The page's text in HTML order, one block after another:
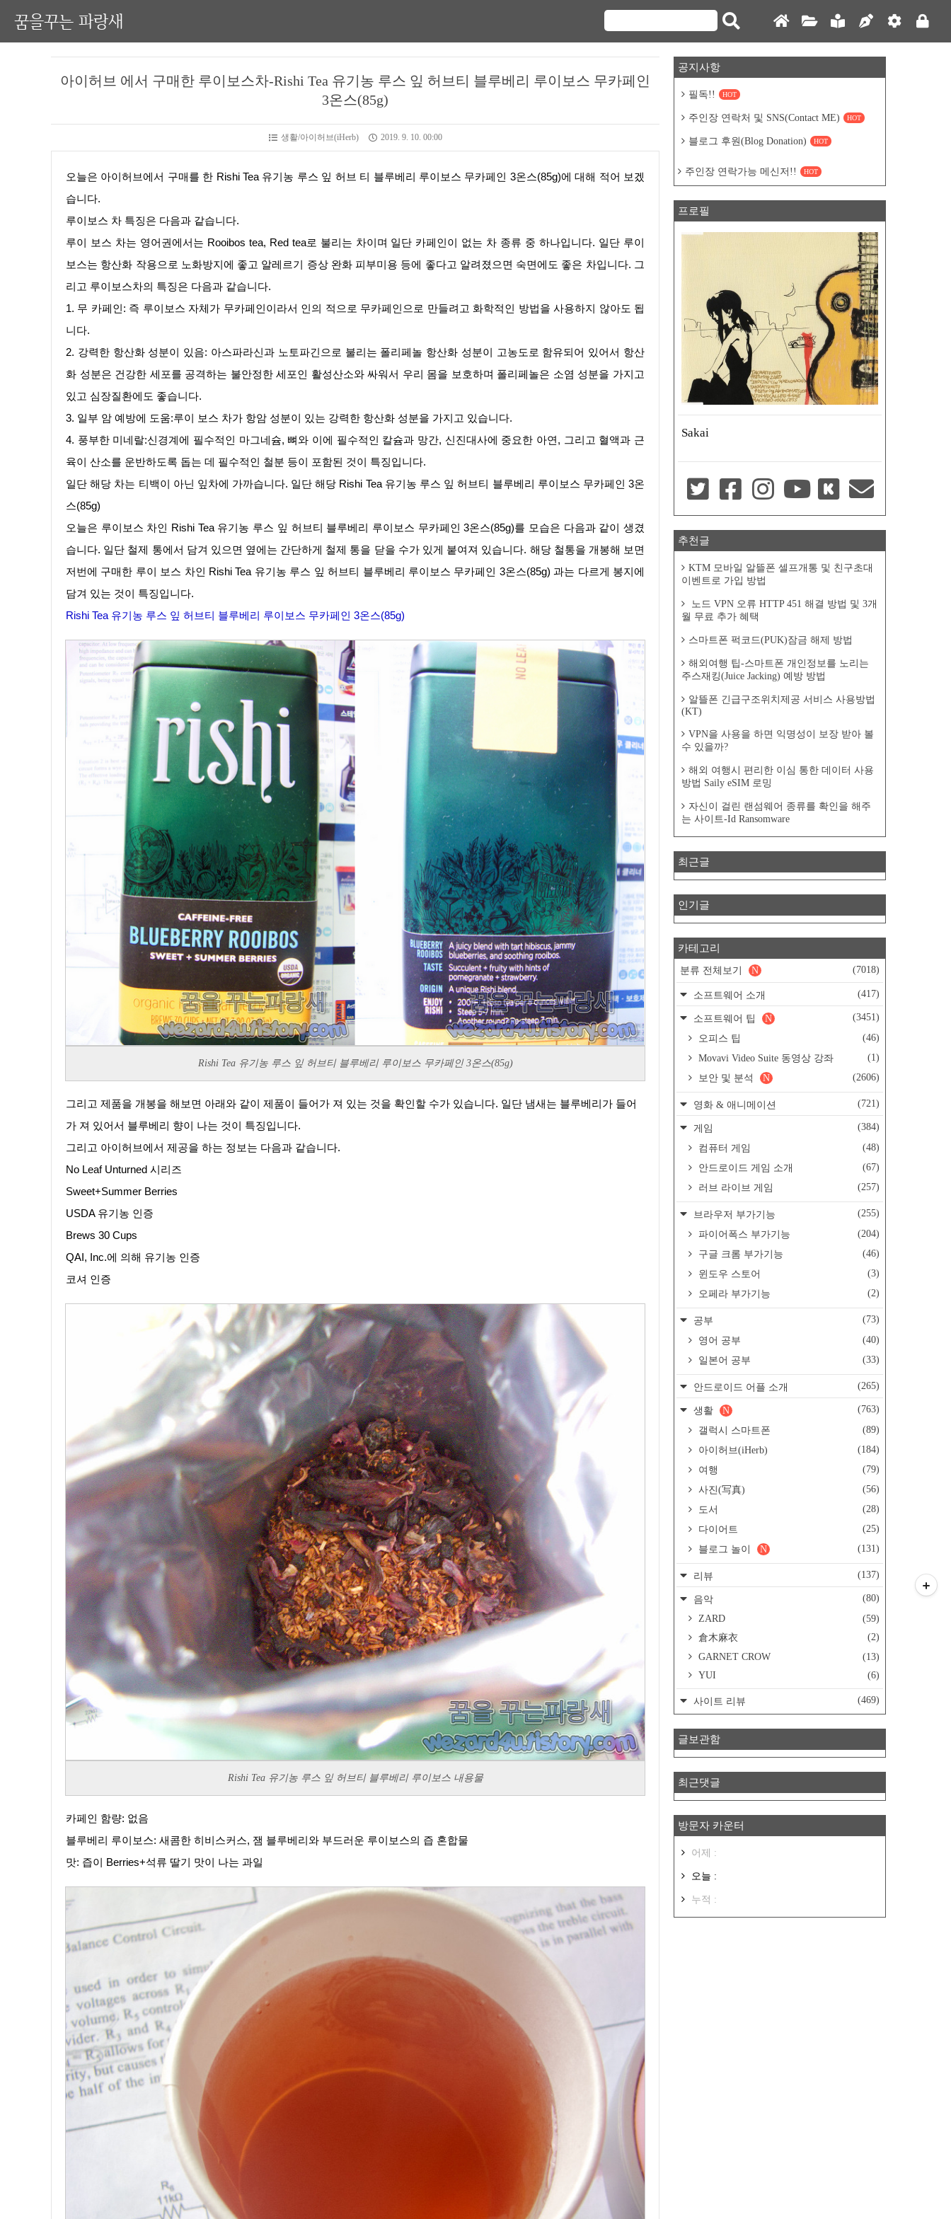
꿈을꾸는 파랑새
아이허브 에서 구매한 루이보스차-Rishi Tea 유기농 루스 잎 허브티 블루베리 루이보스 무카페인
3온스(85g)
생활/아이허브(iHerb) 2019. 9. 10. 00:00
오늘은 아이허브에서 구매를 한 Rishi Tea 유기농 루스 잎 허브 티 블루베리 루이보스 무카페인 3온스(85g)에 대해 적어 보겠
습니다.
루이보스 차 특징은 다음과 같습니다.
루이 보스 차는 영어권에서는 Rooibos tea, Red tea로 불리는 차이며 일단 카페인이 없는 차 종류 중 하나입니다. 일단 루이
보스는 항산화 작용으로 노화방지에 좋고 알레르기 증상 완화 피부미용 등에 좋다고 알려졌으면 숙면에도 좋은 차입니다. 그
리고 루이보스차의 특징은 다음과 같습니다.
1. 무 카페인: 즉 루이보스 자체가 무카페인이라서 인의 적으로 무카페인으로 만들려고 화학적인 방법을 사용하지 않아도 됩
니다.
2. 강력한 항산화 성분이 있음: 아스파라신과 노토파긴으로 불리는 폴리페놀 항산화 성분이 고농도로 함유되어 있어서 항산
화 성분은 건강한 세포를 공격하는 불안정한 세포인 활성산소와 싸워서 우리 몸을 보호하며 폴리페놀은 소염 성분을 가지고
있고 심장질환에도 좋습니다.
3. 일부 암 예방에 도움:루이 보스 차가 항암 성분이 있는 강력한 항산화 성분을 가지고 있습니다.
4. 풍부한 미네랄:신경계에 필수적인 마그네슘, 뼈와 이에 필수적인 칼슘과 망간, 신진대사에 중요한 아연, 그리고 혈액과 근
육이 산소를 운반하도록 돕는 데 필수적인 철분 등이 포함된 것이 특징입니다.
일단 해당 차는 티백이 아닌 잎차에 가까습니다. 일단 해당 Rishi Tea 유기농 루스 잎 허브티 블루베리 루이보스 무카페인 3온
스(85g)
오늘은 루이보스 차인 Rishi Tea 유기농 루스 잎 허브티 블루베리 루이보스 무카페인 3온스(85g)를 모습은 다음과 같이 생겼
습니다. 일단 철제 통에서 담겨 있으면 옆에는 간단하게 철제 통을 닫을 수가 있게 붙여져 있습니다. 해당 철통을 개봉해 보면
저번에 구매한 루이 보스 차인 Rishi Tea 유기농 루스 잎 허브티 블루베리 루이보스 무카페인 3온스(85g) 과는 다르게 봉지에
담겨 있는 것이 특징입니다.
Rishi Tea 유기농 루스 잎 허브티 블루베리 루이보스 무카페인 3온스(85g)
Rishi Tea 유기농 루스 잎 허브티 블루베리 루이보스 무카페인 3온스(85g)
그리고 제품을 개봉을 해보면 아래와 같이 제품이 들어가 져 있는 것을 확인할 수가 있습니다. 일단 냄새는 블루베리가 들어
가 져 있어서 블루베리 향이 나는 것이 특징입니다.
그리고 아이허브에서 제공을 하는 정보는 다음과 같습니다.
No Leaf Unturned 시리즈
Sweet+Summer Berries
USDA 유기농 인증
Brews 30 Cups
QAI, Inc.에 의해 유기농 인증
코셔 인증
Rishi Tea 유기농 루스 잎 허브티 블루베리 루이보스 내용물
카페인 함량: 없음
블루베리 루이보스: 새콤한 히비스커스, 잼 블루베리와 부드러운 루이보스의 즙 혼합물
맛: 즙이 Berries+석류 딸기 맛이 나는 과일
공지사항
필독!! HOT
주인장 연락처 및 SNS(Contact ME) HOT
블로그 후원(Blog Donation) HOT
주인장 연락가능 메신저!! HOT
프로필
Sakai
추천글
KTM 모바일 알뜰폰 셀프개통 및 친구초대
이벤트로 가입 방법
노드 VPN 오류 HTTP 451 해결 방법 및 3개
월 무료 추가 혜택
스마트폰 퍽코드(PUK)잠금 해제 방법
해외여행 팁-스마트폰 개인정보를 노리는
주스재킹(Juice Jacking) 예방 방법
알뜰폰 긴급구조위치제공 서비스 사용방법
(KT)
VPN을 사용을 하면 익명성이 보장 받아 볼
수 있을까?
해외 여행시 편리한 이심 통한 데이터 사용
방법 Saily eSIM 로밍
자신이 걸린 랜섬웨어 종류를 확인을 해주
는 사이트-Id Ransomware
최근글
인기글
카테고리
분류 전체보기 (7018)
N
소프트웨어 소개 (417)
소프트웨어 팁 (3451)
N
오피스 팁
(46)
Movavi Video Suite 동영상 강좌
(1)
보안 및 분석
(2606)
N
영화 & 애니메이션 (721)
게임
(384)
컴퓨터 게임
(48)
안드로이드 게임 소개
(67)
러브 라이브 게임
(257)
브라우저 부가기능
(255)
파이어폭스 부가기능
(204)
구글 크롬 부가기능
(46)
윈도우 스토어
(3)
오페라 부가기능
(2)
공부
(73)
영어 공부
(40)
일본어 공부
(33)
안드로이드 어플 소개 (265)
생활 (763)
N
갤럭시 스마트폰
(89)
아이허브(iHerb)
(184)
여행
(79)
사진(写真)
(56)
도서
(28)
다이어트
(25)
블로그 놀이
(131)
N
리뷰 (137)
음악
(80)
ZARD
(59)
倉木麻衣
(2)
GARNET CROW
(13)
YUI
(6)
사이트 리뷰 (469)
글보관함
최근댓글
방문자 카운터
어제 :
오늘 :
누적 :